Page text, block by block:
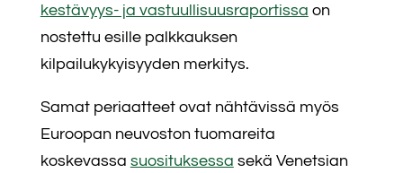
kestävyys- ja vastuullisuusraportissa on
nostettu esille palkkauksen
kilpailukykyisyyden merkitys.
Samat periaatteet ovat nähtävissä myös
Euroopan neuvoston tuomareita
koskevassa suosituksessa sekä Venetsian